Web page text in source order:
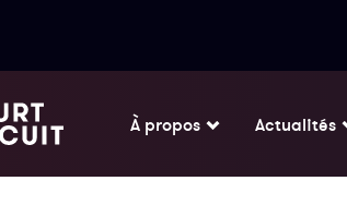
À propos Actualités